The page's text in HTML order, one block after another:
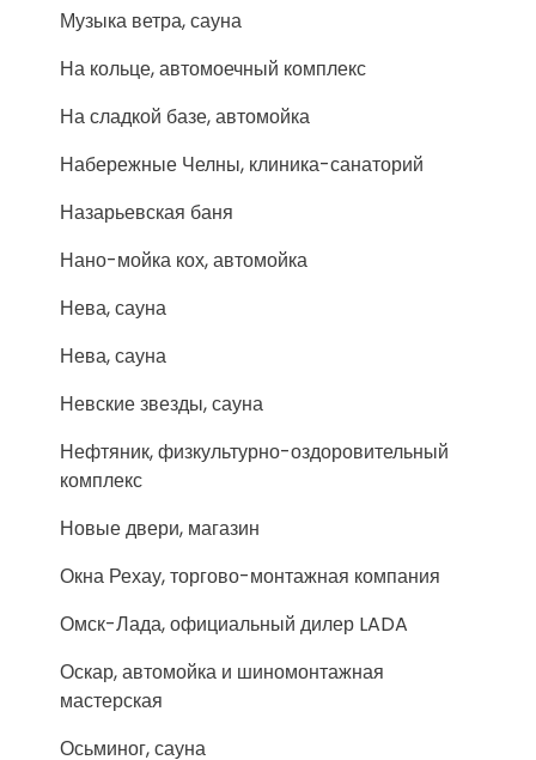
Музыка ветра, сауна
На кольце, автомоечный комплекс
На сладкой базе, автомойка
Набережные Челны, клиника-санаторий
Назарьевская баня
Нано-мойка кох, автомойка
Нева, сауна
Нева, сауна
Невские звезды, сауна
Нефтяник, физкультурно-оздоровительный
комплекс
Новые двери, магазин
Окна Рехау, торгово-монтажная компания
Омск-Лада, официальный дилер LADA
Оскар, автомойка и шиномонтажная
мастерская
Осьминог, сауна